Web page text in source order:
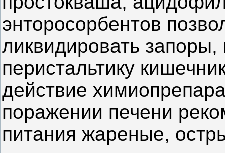
энторосорбентов
ликвидировать
перистальтику
действие
поражении печени
питания жареные,